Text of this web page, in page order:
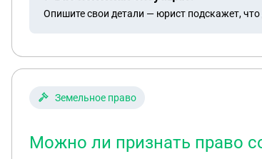
Опишите свои детали — юрист подскажет, что
Земельное право
Можно ли признать право